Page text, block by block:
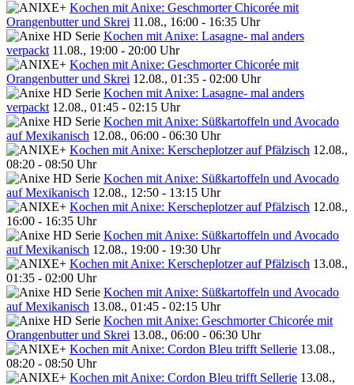
Kochen mit Anixe: Geschmorter Chicorée mit
Orangenbutter und Skrei 11.08., 16:00 - 16:35 Uhr
Kochen mit Anixe: Lasagne- mal anders
verpackt 11.08., 19:00 - 20:00 Uhr
Kochen mit Anixe: Geschmorter Chicorée mit
Orangenbutter und Skrei 12.08., 01:35 - 02:00 Uhr
Kochen mit Anixe: Lasagne- mal anders
verpackt 12.08., 01:45 - 02:15 Uhr
Kochen mit Anixe: Süßkartoffeln und Avocado
auf Mexikanisch 12.08., 06:00 - 06:30 Uhr
Kochen mit Anixe: Kerscheplotzer auf Pfälzisch 12.08.,
08:20 - 08:50 Uhr
Kochen mit Anixe: Süßkartoffeln und Avocado
auf Mexikanisch 12.08., 12:50 - 13:15 Uhr
Kochen mit Anixe: Kerscheplotzer auf Pfälzisch 12.08.,
16:00 - 16:35 Uhr
Kochen mit Anixe: Süßkartoffeln und Avocado
auf Mexikanisch 12.08., 19:00 - 19:30 Uhr
Kochen mit Anixe: Kerscheplotzer auf Pfälzisch 13.08.,
01:35 - 02:00 Uhr
Kochen mit Anixe: Süßkartoffeln und Avocado
auf Mexikanisch 13.08., 01:45 - 02:15 Uhr
Kochen mit Anixe: Geschmorter Chicorée mit
Orangenbutter und Skrei 13.08., 06:00 - 06:30 Uhr
Kochen mit Anixe: Cordon Bleu trifft Sellerie 13.08.,
08:20 - 08:50 Uhr
Kochen mit Anixe: Cordon Bleu trifft Sellerie 13.08.,